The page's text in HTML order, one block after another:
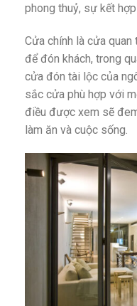
phong thuỷ, sự kết
Cửa chính là cửa quan
để đón khách, trong
cửa đón tài lộc của
sắc cửa phù hợp với
điều được xem sẽ
làm ăn và cuộc sống.